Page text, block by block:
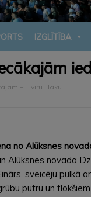
IZGLĪTĪBA
– Elvīru Haku
no Alūksnes
Alūksnes novada
sveicēju pulkā
putru un flokšiem.